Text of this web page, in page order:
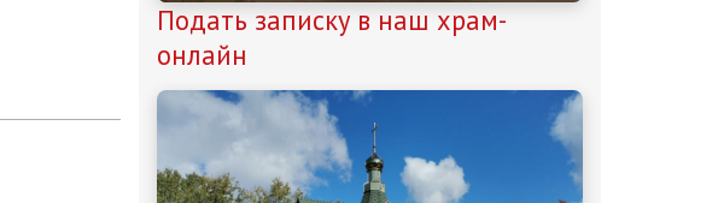
Подать записку в наш храм-
онлайн